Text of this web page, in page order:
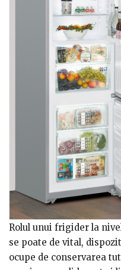
Rolul unui frigider la
se poate de vital,
ocupe de conservarea